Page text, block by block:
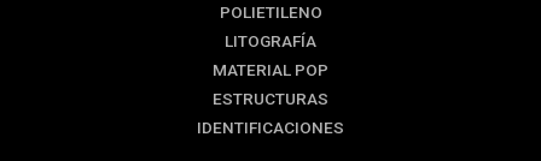
POLIETILENO
LITOGRAFÍA
MATERIAL POP
ESTRUCTURAS
IDENTIFICACIONES